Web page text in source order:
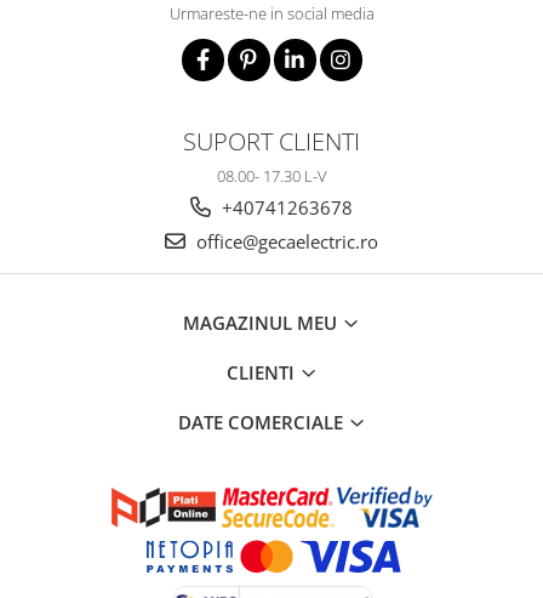
AUTOMATIZARI, PROTECTII SI COMANDA
Elemente de comanda si semnalizare
SIGURANTE AUTOMATE
CORPURI SI SURSE DE ILUMINAT
Surse de iluminat
TABLOURI SI ACCESORII
Tablou organizare santier
Urmareste-ne in social media
SUPORT CLIENTI
08.00- 17.30 L-V
+40741263678
office@gecaelectric.ro
MAGAZINUL MEU
CLIENTI
DATE COMERCIALE